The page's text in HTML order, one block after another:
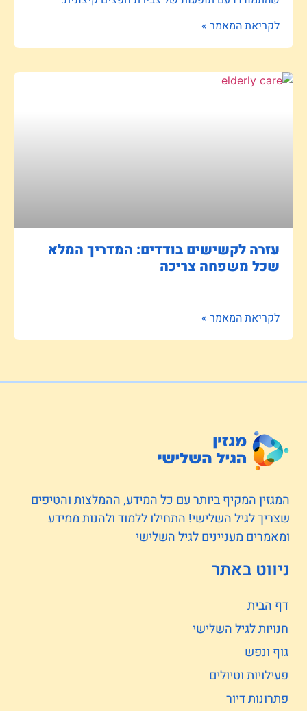
לקריאת המאמר »
עזרה לקשישים בודדים: המדריך המלא
שכל משפחה צריכה
לקריאת המאמר »
המגזין המקיף ביותר עם כל המידע, ההמלצות והטיפים
שצריך לגיל השלישי! התחילו ללמוד ולהנות ממידע
ומאמרים מעניינים לגיל השלישי
ניווט באתר
דף הבית
חנויות לגיל השלישי
גוף ונפש
פעילויות וטיולים
פתרונות דיור